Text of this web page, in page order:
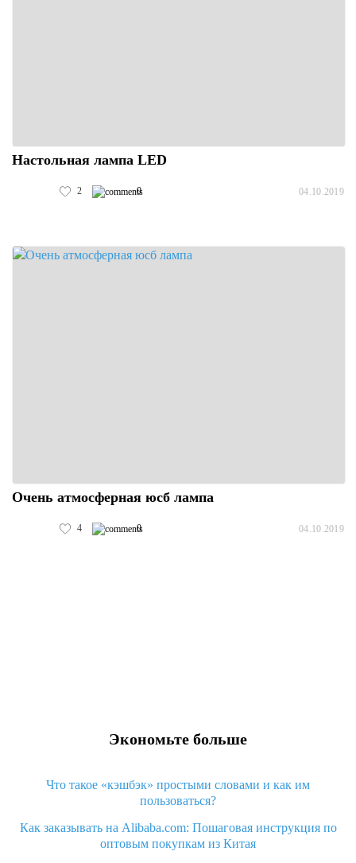
Настольная лампа LED
2 0 04.10.2019
Очень атмосферная юсб лампа
4 0 04.10.2019
Экономьте больше
Что такое «кэшбэк» простыми словами и как им
пользоваться?
Как заказывать на Alibaba.com: Пошаговая инструкция по
оптовым покупкам из Китая